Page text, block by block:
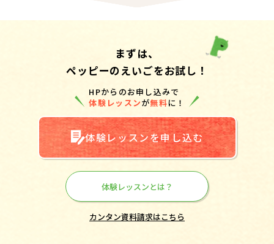
まずは、
ペッピーのえいごをお試し！
HPからのお申し込みで
体験レッスンが無料に！
体験レッスンを申し込む
体験レッスンとは？
カンタン資料請求はこちら